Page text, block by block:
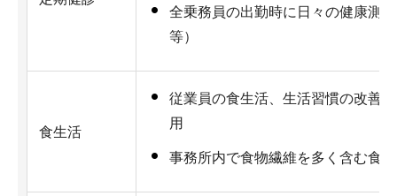
全乗務員の出勤時に日々の健康測
等）
食生活
従業員の食生活、生活習慣の改善
用
事務所内で食物繊維を多く含む食